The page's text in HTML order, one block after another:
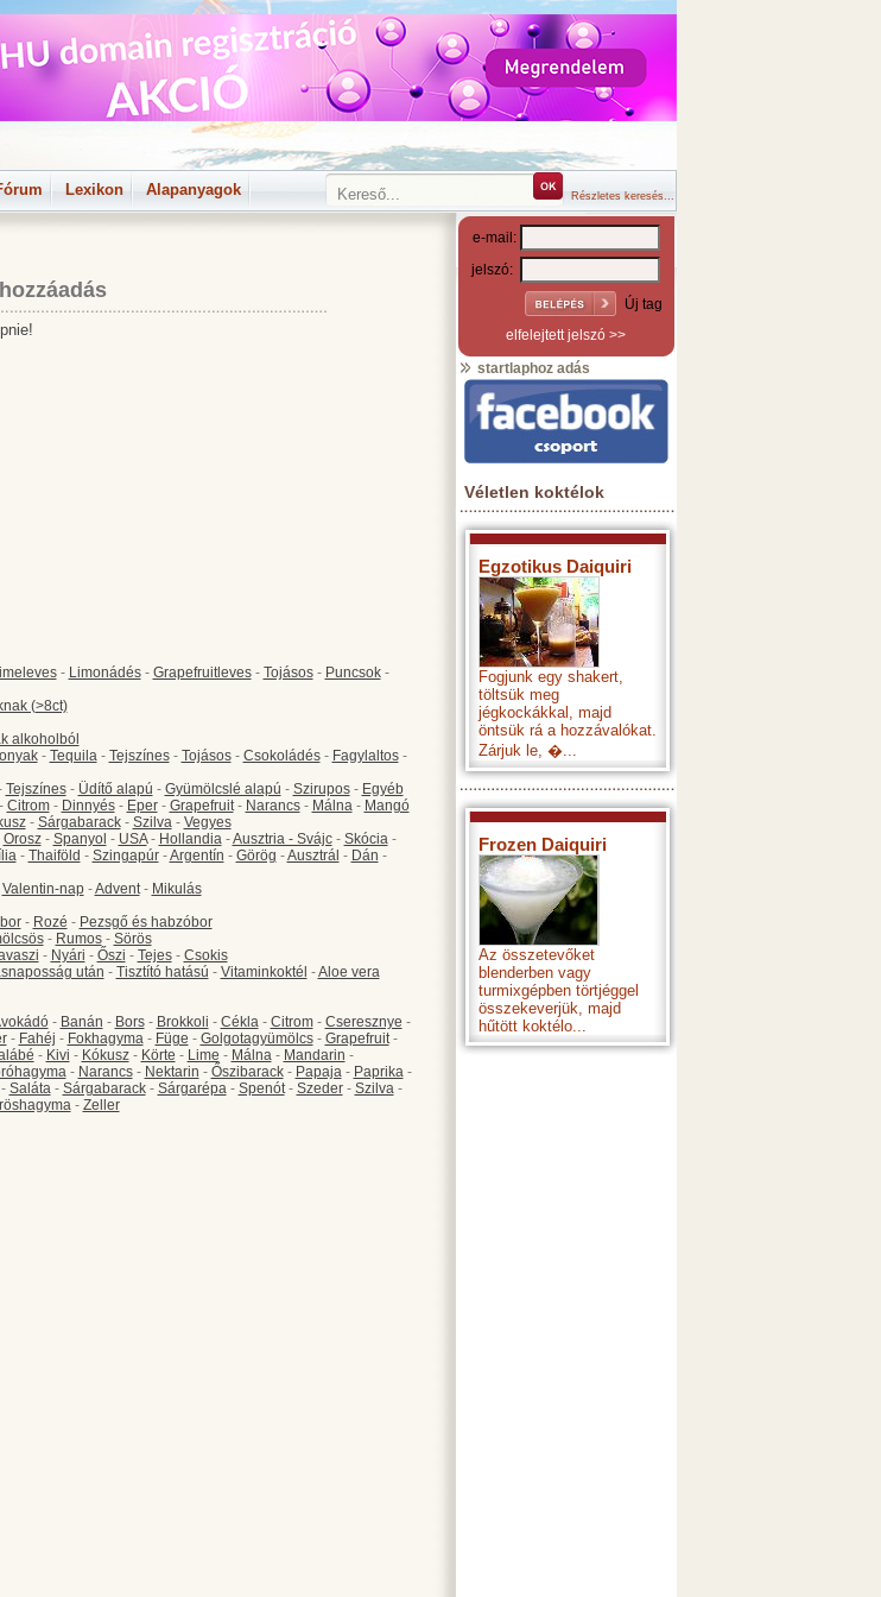
Lexikon Alapanyagok Részletes keresés...
- Limonádés- Grapefruitleves- Tojásos- Puncsok-
(>8ct)
alkoholból
- Tequila- Tejszínes- Tojásos- Csokoládés- Fagylaltos-
Tejszínes- Üdítő alapú - Gyümölcslé alapú - Szirupos- Egyéb
Citrom- Dinnyés- Eper- Grapefruit- Narancs- Málna- Mangó
- Sárgabarack- Szilva- Vegyes
Orosz- Spanyol - USA- Hollandia-Ausztria - Svájc- Skócia-
- Thaiföld - Szingapúr-Argentín - Görög -Ausztrál - Dán -
Valentin-nap-Advent- Mikulás
- Rozé - Pezsgő és habzóbor
- Rumos- Sörös
- Nyári - Őszi - Tejes- Csokis
után - Tisztító hatású - Vitaminkoktél -Aloe vera
- Banán - Bors- Brokkoli - Cékla- Citrom- Cseresznye -
- Fahéj - Fokhagyma- Füge - Golgotagyümölcs- Grapefruit-
- Kivi - Kókusz- Körte - Lime - Málna- Mandarin -
- Narancs- Nektarin - Őszibarack- Papaja- Paprika-
- Saláta- Sárgabarack- Sárgarépa- Spenót- Szeder- Szilva-
- Zeller
e-mail:
jelszó:
Új tag
elfelejtett jelszó >>
startlaphoz adás
Véletlen koktélok
Egzotikus Daiquiri
Fogjunk egy shakert,
töltsük meg
jégkockákkal, majd
öntsük rá a hozzávalókat.
Zárjuk le, �...
Frozen Daiquiri
Az összetevőket
blenderben vagy
turmixgépben törtjéggel
összekeverjük, majd
hűtött koktélo...